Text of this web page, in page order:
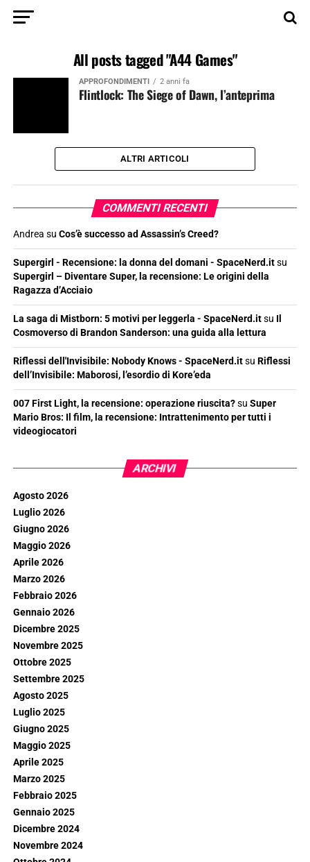
All posts tagged "A44 Games"
APPROFONDIMENTI 2 anni fa
Flintlock: The Siege of Dawn, l’anteprima
ALTRI ARTICOLI
COMMENTI RECENTI
Andrea su Cos’è successo ad Assassin’s Creed?
Supergirl - Recensione: la donna del domani - SpaceNerd.itsu
Supergirl – Diventare Super, la recensione: Le origini della
Ragazza d’Acciaio
La saga di Mistborn: 5 motivi per leggerla - SpaceNerd.itsu Il
Cosmoverso di Brandon Sanderson: una guida alla lettura
Riflessi dell'Invisibile: Nobody Knows - SpaceNerd.itsu Riflessi
dell’Invisibile: Maborosi, l’esordio di Kore’eda
007 First Light, la recensione: operazione riuscita?su Super
Mario Bros: Il film, la recensione: Intrattenimento per tutti i
videogiocatori
ARCHIVI
Agosto 2026
Luglio 2026
Giugno 2026
Maggio 2026
Aprile 2026
Marzo 2026
Febbraio 2026
Gennaio 2026
Dicembre 2025
Novembre 2025
Ottobre 2025
Settembre 2025
Agosto 2025
Luglio 2025
Giugno 2025
Maggio 2025
Aprile 2025
Marzo 2025
Febbraio 2025
Gennaio 2025
Dicembre 2024
Novembre 2024